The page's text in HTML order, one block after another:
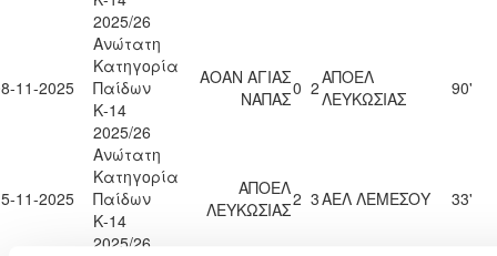
2025/26
11-2025
Ανώτατη
Κατηγορία
Παίδων
Κ-14
2025/26
ΑΟΑΝ ΑΓΙΑΣ
ΝΑΠΑΣ0 2ΑΠΟΕΛ
ΛΕΥΚΩΣΙΑΣ
90'
11-2025
Ανώτατη
Κατηγορία
Παίδων
Κ-14
2025/26
ΑΠΟΕΛ
ΛΕΥΚΩΣΙΑΣ2 3ΑΕΛ ΛΕΜΕΣΟΥ 33'